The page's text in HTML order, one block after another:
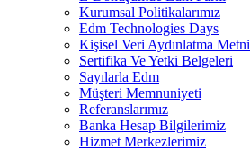
Kurumsal Politikalarımız
Edm Technologies Days
Kişisel Veri Aydınlatma Metni
Sertifika Ve Yetki Belgeleri
Sayılarla Edm
Müşteri Memnuniyeti
Referanslarımız
Banka Hesap Bilgilerimiz
Hizmet Merkezlerimiz